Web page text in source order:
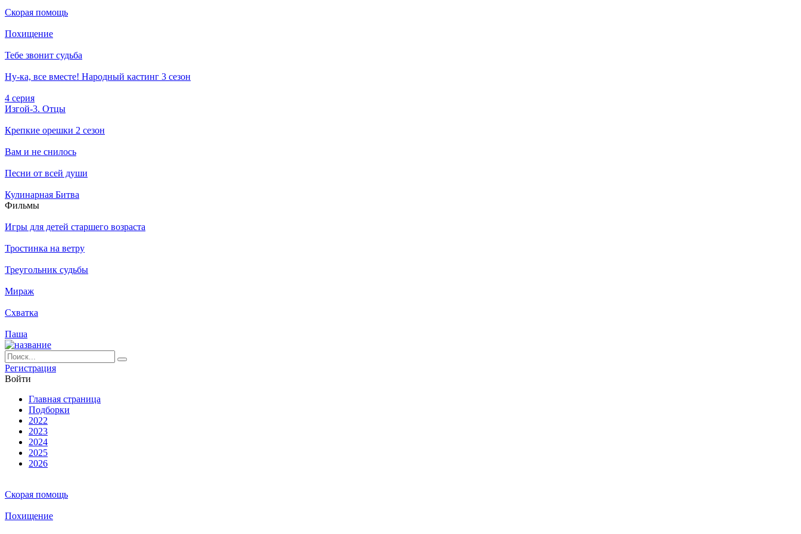
Скорая помощь
Похищение
Тебе звонит судьба
Ну-ка, все вместе! Народный кастинг 3 сезон
4 серия
Изгой-3. Отцы
Крепкие орешки 2 сезон
Вам и не снилось
Песни от всей души
Кулинарная Битва
Филь­мы
Игры для детей старшего возраста
Тростинка на ветру
Треугольник судьбы
Мираж
Схватка
Паша
Ре­ги­ст­ра­ция
Вой­ти
Глав­ная стра­ни­ца
Подборки
2022
2023
2024
2025
2026
Скорая помощь
Похищение